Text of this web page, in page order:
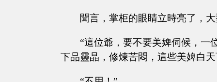
聞言，掌柜的眼睛立時亮了，
“這位爺，要不要美婢伺候，一
下品靈晶，修煉苦悶，這些美婢白